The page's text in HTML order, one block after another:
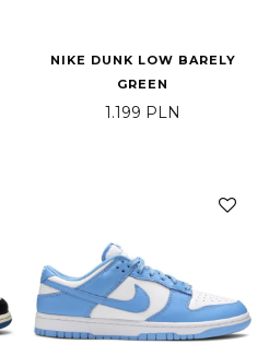
Zakres cen: od 1.399 PLN do 1.899
NIKE DUNK LOW BARELY
GREEN
1.199 PLN